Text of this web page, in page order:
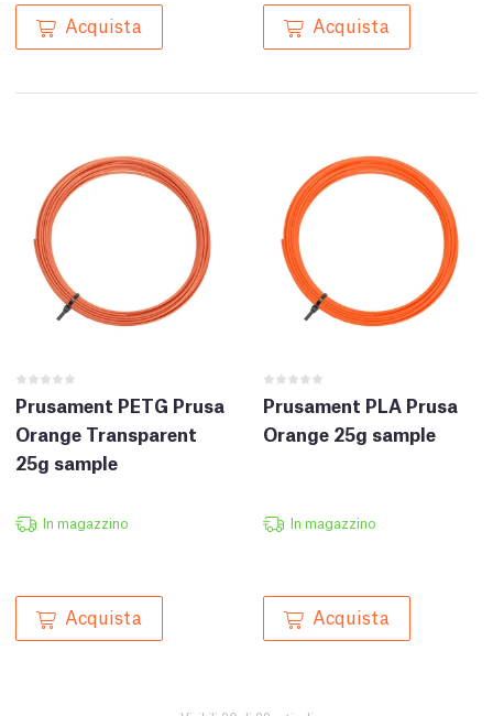
Acquista Acquista
Prusament PETG Prusa
Orange Transparent
25g sample
In magazzino
Acquista
Prusament PLA Prusa
Orange 25g sample
In magazzino
Acquista